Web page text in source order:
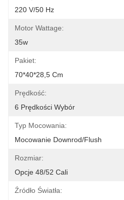
220 V/50 Hz
Motor Wattage:
35w
Pakiet:
70*40*28,5 Cm
Prędkość:
6 Prędkości Wybór
Typ Mocowania:
Mocowanie Downrod/Flush
Rozmiar:
Opcje 48/52 Cali
Źródło Światła: